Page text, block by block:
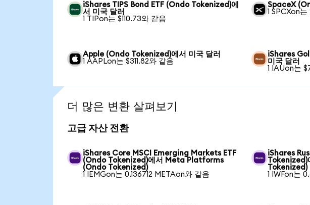
iShares TIPS Bond ETF (Ondo Tokenized)에
서 미국 달러
1 TIPon는 $110.73와 같음
SpaceX
1 SPCXon는
Apple (Ondo Tokenized)에서 미국 달러
1 AAPLon는 $311.82와 같음
iShares
미국 달러
1 IAUon는
더 많은 변환 살펴보기
고급 자산 전환
iShares Core MSCI Emerging Markets ETF
(Ondo Tokenized)에서 Meta Platforms
(Ondo Tokenized)
1 IEMGon는 0.136712 METAon와 같음
iShares
Tokenized)
1 IWFon는